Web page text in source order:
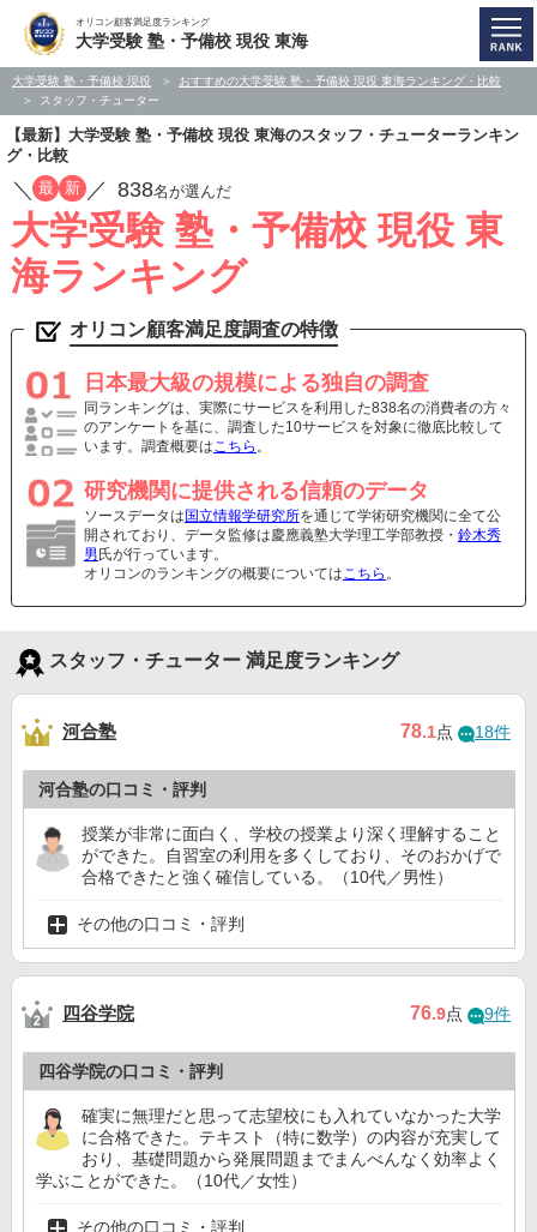
オリコン顧客満足度ランキング
大学受験 塾・予備校 現役 東海
大学受験 塾・予備校 現役
おすすめの大学受験 塾・予備校 現役 東海ランキング・比較
スタッフ・チューター
【最新】大学受験 塾・予備校 現役 東海のスタッフ・チューターランキン
グ・比較
／ 最 新 ／ 838名が選んだ
大学受験 塾・予備校 現役 東
海ランキング
オリコン顧客満足度調査の特徴
日本最大級の規模による独自の調査
同ランキングは、実際にサービスを利用した838名の消費者の方々
のアンケートを基に、調査した10サービスを対象に徹底比較して
います。調査概要はこちら 。
研究機関に提供される信頼のデータ
ソースデータは 国立情報学研究所を通じて学術研究機関に全て公
開されており、データ監修は慶應義塾大学理工学部教授・ 鈴木秀
男 氏が行っています。
オリコンのランキングの概要についてはこちら 。
スタッフ・チューター 満足度ランキング
河合塾 78.1点 18件
河合塾の口コミ・評判
授業が非常に面白く、学校の授業より深く理解すること
ができた。自習室の利用を多くしており、そのおかげで
合格できたと強く確信している。（10代／男性）
その他の口コミ・評判
四谷学院 76.9点 9件
四谷学院の口コミ・評判
確実に無理だと思って志望校にも入れていなかった大学
に合格できた。テキスト（特に数学）の内容が充実して
おり、基礎問題から発展問題までまんべんなく効率よく
学ぶことができた。（10代／女性）
その他の口コミ・評判